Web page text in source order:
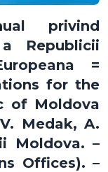
privind
Republicii
=
for the
of Moldova
Medak, A.
Moldova. –
Offices). –